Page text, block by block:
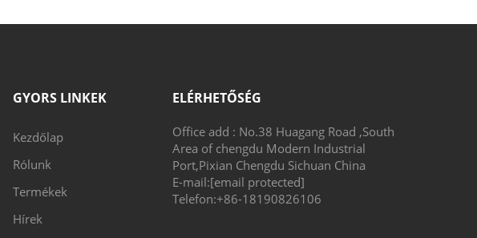
GYORS LINKEK
Kezdőlap
Rólunk
Termékek
Hírek
ELÉRHETŐSÉG
Office add : No.38 Huagang Road ,South
Area of chengdu Modern Industrial
Port,Pixian Chengdu Sichuan China
E-mail:[email protected]
Telefon:+86-18190826106